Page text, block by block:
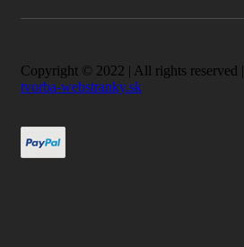
Copyright © 2022 | All rights reserved |
tvorba-webstranky.sk